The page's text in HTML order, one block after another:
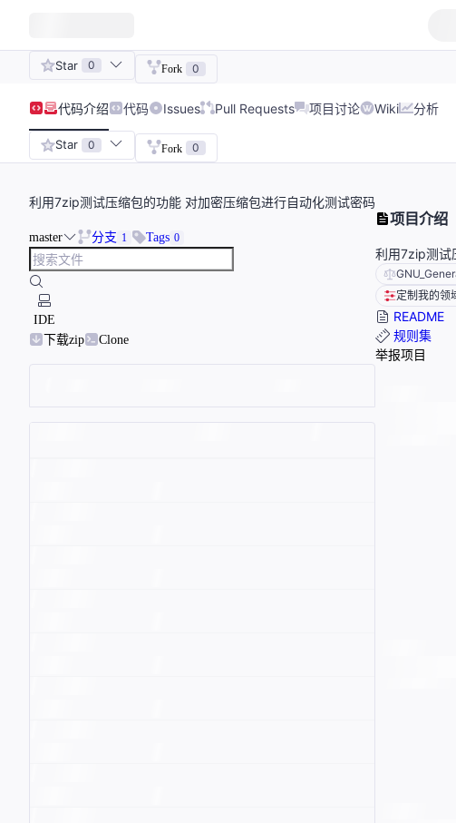
Star 0 Fork 0
代码介绍 代码 Issues Pull Requests 项目讨论 Wiki 分析
Star 0 Fork 0
利用7zip测试压缩包的功能 对加密压缩包进行自动化测试密码
master 分支 1 Tags 0
IDE
下载zip
Clone
项目介绍
利用7zip测试
定制我的领
README
规则集
举报项目